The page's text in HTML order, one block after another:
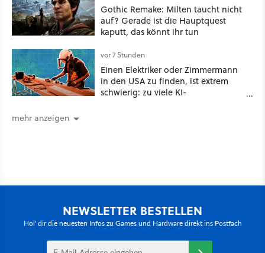
Gothic Remake: Milten taucht nicht
auf? Gerade ist die Hauptquest
kaputt, das könnt ihr tun
vor 7 Stunden
Einen Elektriker oder Zimmermann
in den USA zu finden, ist extrem
schwierig: zu viele KI-
mehr anzeigen
NEWSLETTER BESTELLEN
Hol' dir die neuesten Infos zu Games und Hardware direkt ins Postfach